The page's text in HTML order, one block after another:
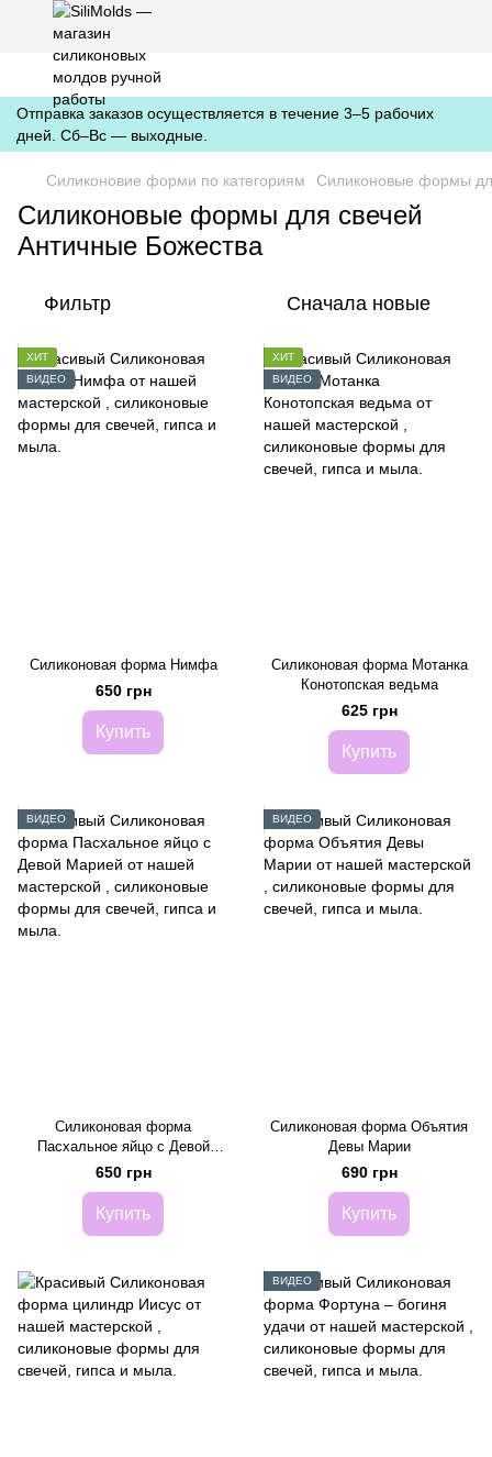
https://silimolds.com.ua//.well-known/apple-developer-merchantid-
domain-association
Отправка заказов осуществляется в течение 3–5 рабочих
дней. Сб–Вс — выходные.
Силиконовие форми по категориям Силиконовые формы
Силиконовые формы для свечей
Античные Божества
Фильтр Сначала новые
ХИТ
ВИДЕО
Силиконовая форма Нимфа
650 грн
Купить
ХИТ
ВИДЕО
Силиконовая форма Мотанка
Конотопская ведьма
625 грн
Купить
ВИДЕО
Силиконовая форма
Пасхальное яйцо с Девой
Марией
650 грн
Купить
ВИДЕО
Силиконовая форма Объятия
Девы Марии
690 грн
Купить
ВИДЕО